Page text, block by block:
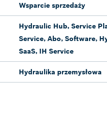
Wsparcie sprzedaży
Hydraulic Hub, Service
Service, Abo, Software,
SaaS, IH Service
Hydraulika przemysłowa